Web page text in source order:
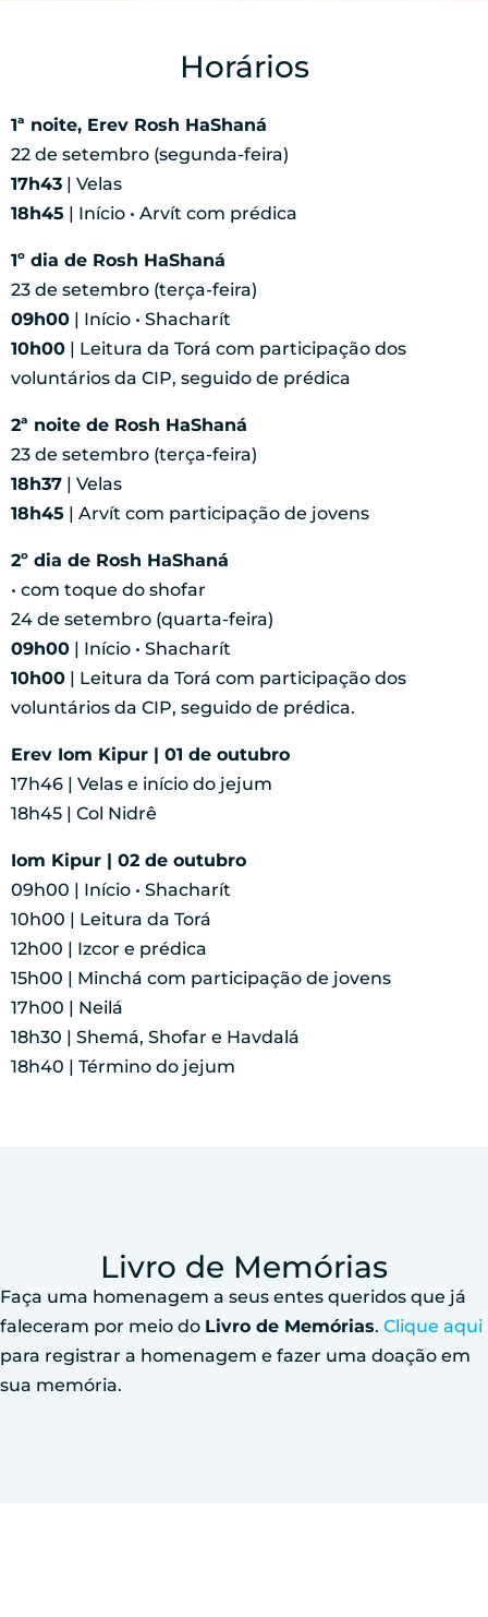
Horários
1ª noite, Erev Rosh HaShaná
22 de setembro (segunda-feira)
17h43 | Velas
18h45 | Início • Arvít com prédica
1º dia de Rosh HaShaná
23 de setembro (terça-feira)
09h00 | Início • Shacharít
10h00 | Leitura da Torá com participação dos
voluntários da CIP, seguido de prédica
2ª noite de Rosh HaShaná
23 de setembro (terça-feira)
18h37 | Velas
18h45 | Arvít com participação de jovens
2º dia de Rosh HaShaná
• com toque do shofar
24 de setembro (quarta-feira)
09h00 | Início • Shacharít
10h00 | Leitura da Torá com participação dos
voluntários da CIP, seguido de prédica.
Erev Iom Kipur | 01 de outubro
17h46 | Velas e início do jejum
18h45 | Col Nidrê
Iom Kipur | 02 de outubro
09h00 | Início • Shacharít
10h00 | Leitura da Torá
12h00 | Izcor e prédica
15h00 | Minchá com participação de jovens
17h00 | Neilá
18h30 | Shemá, Shofar e Havdalá
18h40 | Término do jejum
Livro de Memórias
Faça uma homenagem a seus entes queridos que já
faleceram por meio do Livro de Memórias. Clique aqui
para registrar a homenagem e fazer uma doação em
sua memória.